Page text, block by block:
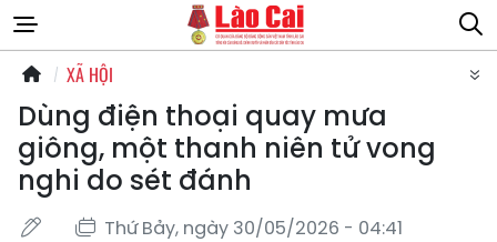
XÃ HỘI
Dùng điện thoại quay mưa
giông, một thanh niên tử vong
nghi do sét đánh
Thứ Bảy, ngày 30/05/2026 - 04:41